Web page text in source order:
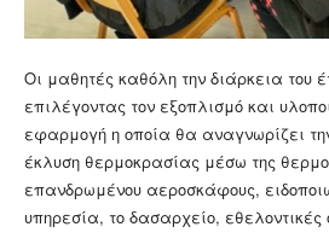
Οι μαθητές καθόλη την διάρκεια του
επιλέγοντας τον εξοπλισμό και
εφαρμογή η οποία θα αναγνωρίζει
έκλυση θερμοκρασίας μέσω της
επανδρωμένου αεροσκάφους,
υπηρεσία, το δασαρχείο,